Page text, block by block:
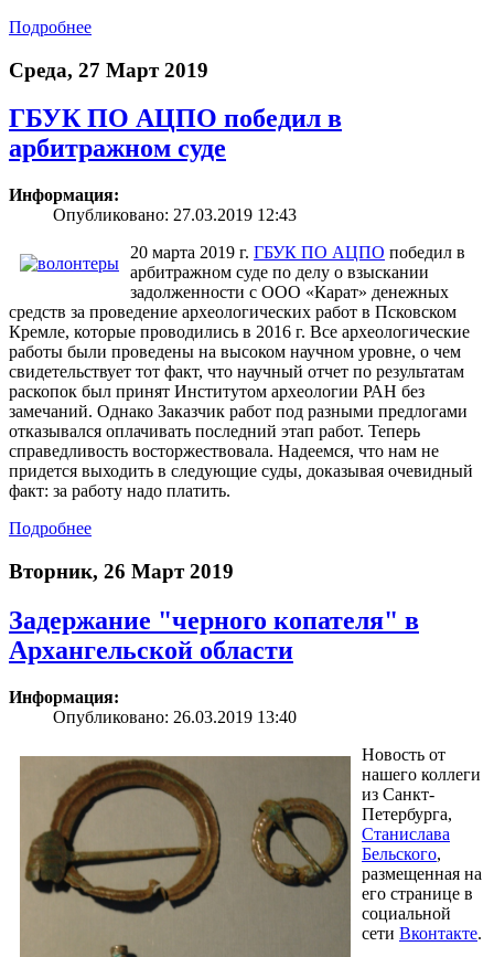
Подробнее
Среда, 27 Март 2019
ГБУК ПО АЦПО победил в
арбитражном суде
Информация:
Опубликовано: 27.03.2019 12:43
20 марта 2019 г. ГБУК ПО АЦПО победил в
арбитражном суде по делу о взыскании
задолженности с ООО «Карат» денежных
средств за проведение археологических работ в Псковском
Кремле, которые проводились в 2016 г. Все археологические
работы были проведены на высоком научном уровне, о чем
свидетельствует тот факт, что научный отчет по результатам
раскопок был принят Институтом археологии РАН без
замечаний. Однако Заказчик работ под разными предлогами
отказывался оплачивать последний этап работ. Теперь
справедливость восторжествовала. Надеемся, что нам не
придется выходить в следующие суды, доказывая очевидный
факт: за работу надо платить.
Подробнее
Вторник, 26 Март 2019
Задержание "черного копателя" в
Архангельской области
Информация:
Опубликовано: 26.03.2019 13:40
Новость от
нашего коллеги
из Санкт-
Петербурга,
Станислава
Бельского,
размещенная на
его странице в
социальной
сети Вконтакте.